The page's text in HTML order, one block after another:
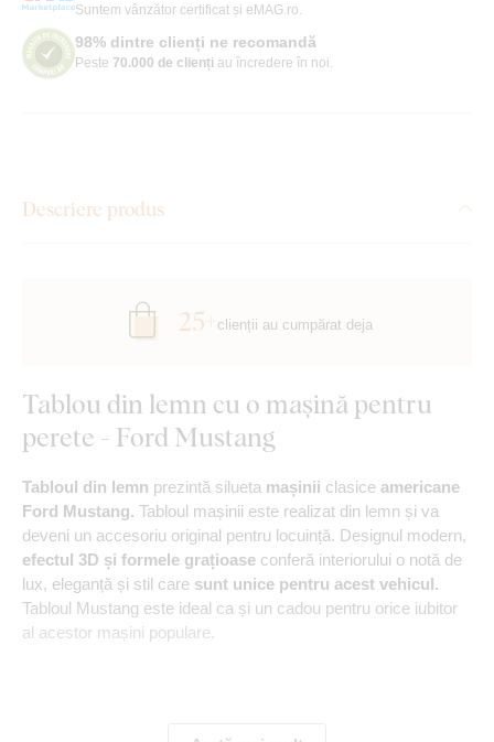
Suntem vânzător certificat și eMAG.ro.
98% dintre clienți ne recomandă
Peste 70.000 de clienți au încredere în noi.
Descriere produs
Tablou din lemn cu o mașină pentru
perete - Ford Mustang
Tabloul din lemn prezintă silueta mașinii clasice americane
Ford Mustang. Tabloul mașinii este realizat din lemn și va
deveni un accesoriu original pentru locuință. Designul modern,
efectul 3D și formele grațioase conferă interiorului o notă de
lux, eleganță și stil care sunt unice pentru acest vehicul.
Tabloul Mustang este ideal ca și un cadou pentru orice iubitor
al acestor mașini populare.
25+ clienții au cumpărat deja